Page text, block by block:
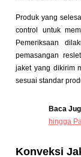
Produk yang
control untuk
Pemeriksaan
pemasangan
jaket yang dikirim
sesuai standar
Baca
hingga
Konveksi